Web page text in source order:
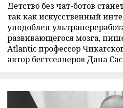
Детство без чат-ботов
так как искусственный
уподоблен
развивающегося мозга,
Atlantic профессор
автор бестселлеров Дана